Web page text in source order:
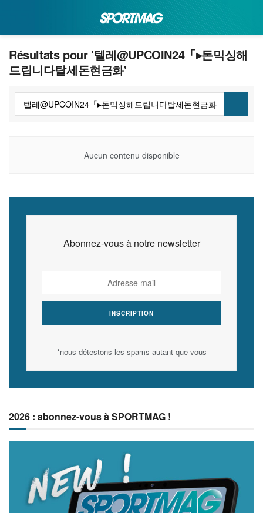
Résultats pour '텔레@UPCOIN24「▸돈믹싱해
드립니다탈세돈현금화'
Aucun contenu disponible
Abonnez-vous à notre newsletter
*nous détestons les spams autant que vous
2026 : abonnez-vous à SPORTMAG !